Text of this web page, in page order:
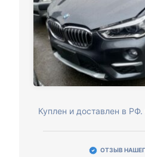
Куплен и доставлен в
ОТЗЫВ